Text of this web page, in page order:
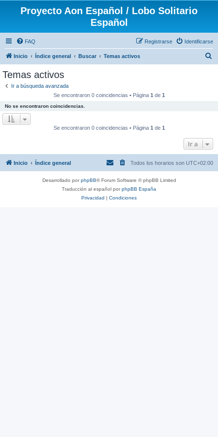
Proyecto Aon Español / Lobo Solitario
Español
FAQ Identificarse
Registrarse
Inicio Índice general Buscar Temas activos
Temas activos
Ir a búsqueda avanzada
Se encontraron 0 coincidencias • Página 1 de 1
No se encontraron coincidencias.
Se encontraron 0 coincidencias • Página 1 de 1
Ir a
Inicio Índice general Todos los horarios son UTC+02:00
Desarrollado porphpBB® Forum Software © phpBB Limited
Traducción al español porphpBB España
Privacidad | Condiciones